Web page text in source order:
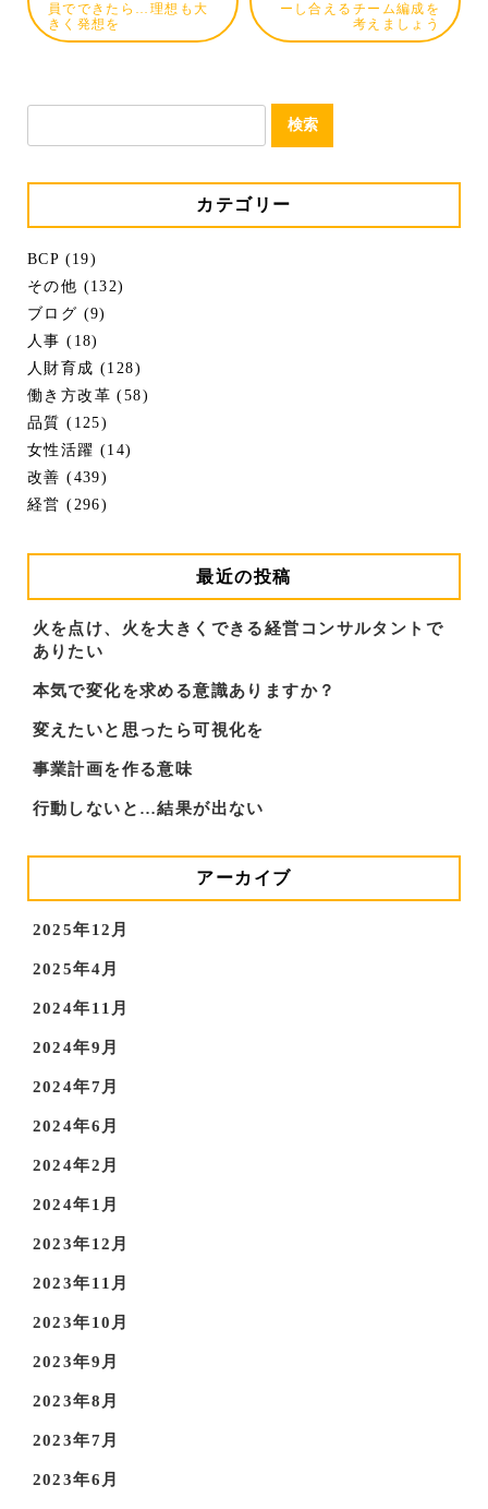
員でできたら…理想も大
きく発想を
ーし合えるチーム編成を
考えましょう
検
カテゴリー
BCP (19)
その他 (132)
ブログ (9)
人事 (18)
人財育成 (128)
働き方改革 (58)
品質 (125)
女性活躍 (14)
改善 (439)
経営 (296)
最近の投稿
火を点け、火を大きくできる経営コンサルタントで
ありたい
本気で変化を求める意識ありますか？
変えたいと思ったら可視化を
事業計画を作る意味
行動しないと…結果が出ない
アーカイブ
2025年12月
2025年4月
2024年11月
2024年9月
2024年7月
2024年6月
2024年2月
2024年1月
2023年12月
2023年11月
2023年10月
2023年9月
2023年8月
2023年7月
2023年6月